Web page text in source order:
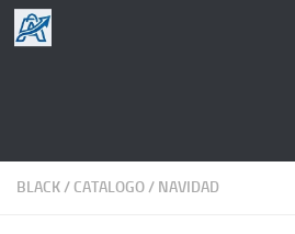
Saltar al contenido
BLACK/ CATALOGO/ NAVIDAD